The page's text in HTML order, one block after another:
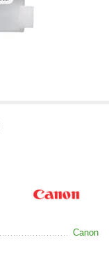
Canon